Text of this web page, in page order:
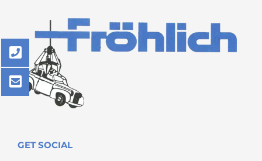
GET SOCIAL